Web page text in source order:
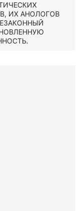
ИХ АНОЛОГОВ